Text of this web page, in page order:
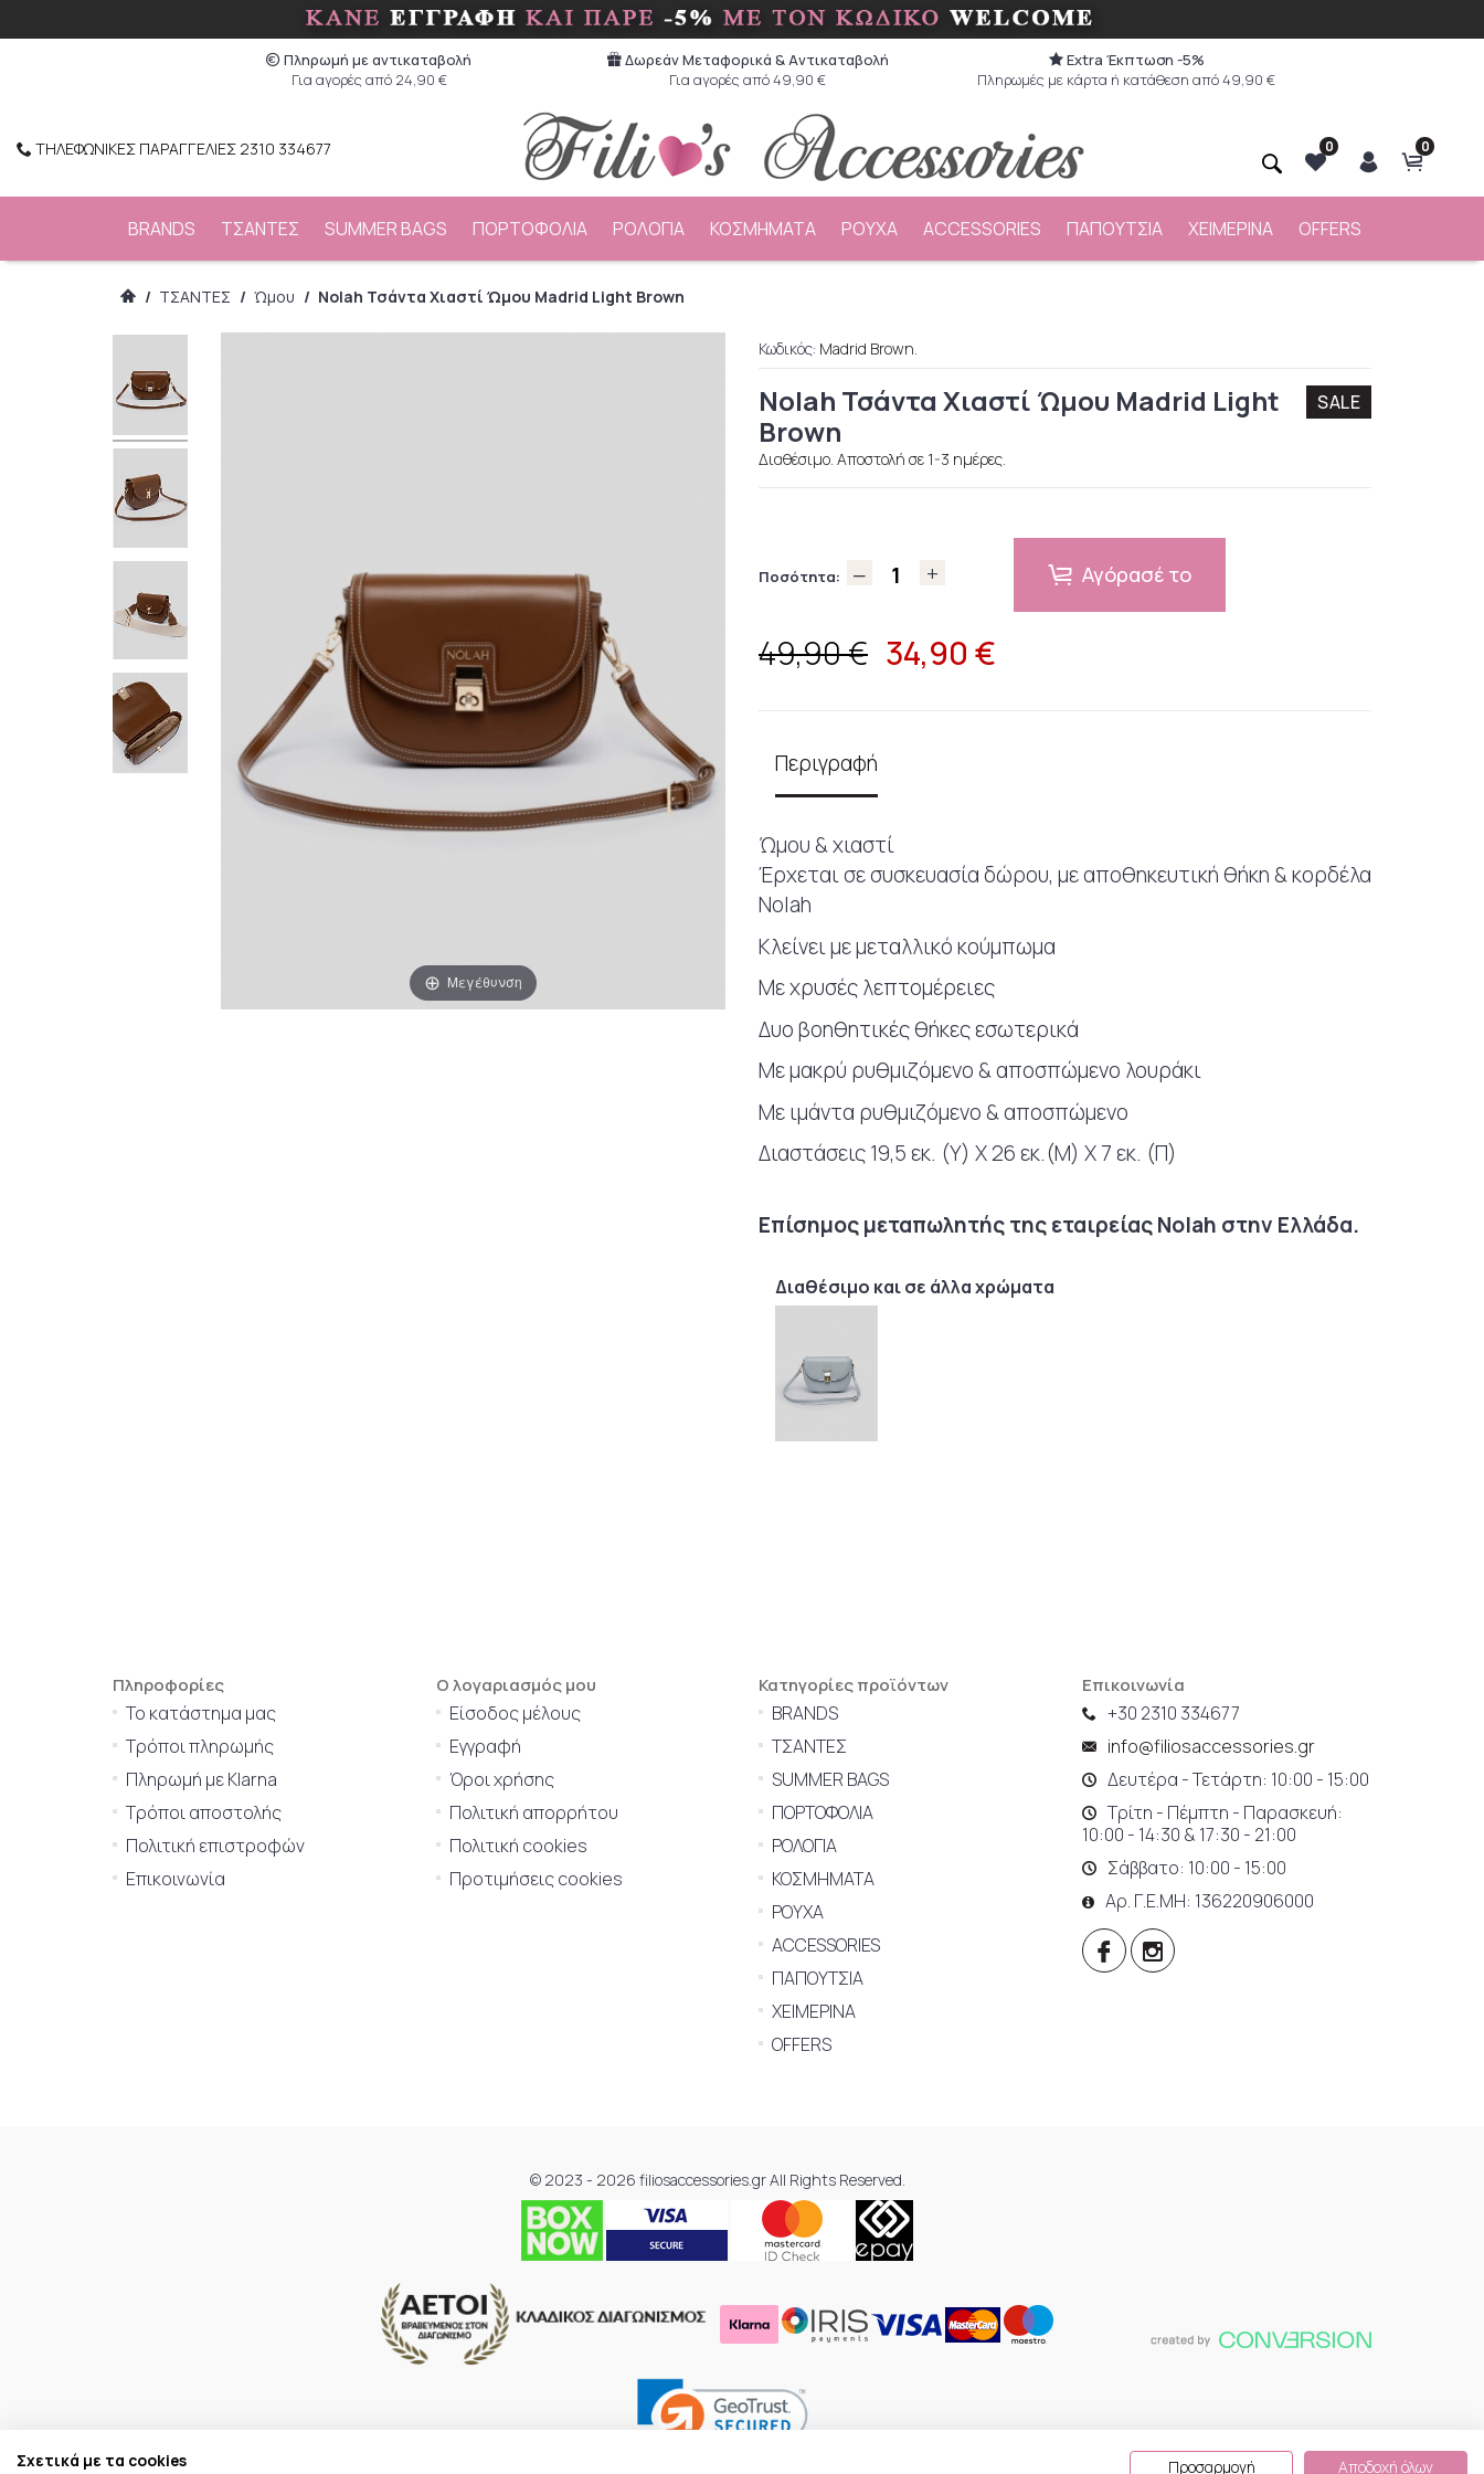
Πληρωμή με αντικαταβολή
Για αγορές από 24,90 €
Δωρεάν Μεταφορικά & Aντικαταβολή
Για αγορές από 49,90 €
Extra Έκπτωση -5%
Πληρωμές με κάρτα ή κατάθεση από 49,90 €
ΤΗΛΕΦΩΝΙΚΕΣ ΠΑΡΑΓΓΕΛΙΕΣ 2310 334677 0
0
BRANDS ΤΣΑΝΤΕΣ SUMMER BAGS ΠΟΡΤΟΦΟΛΙΑ ΡΟΛΟΓΙΑ ΚΟΣΜΗΜΑΤΑ ΡΟΥΧΑ ACCESSORIES ΠΑΠΟΥΤΣΙΑ ΧΕΙΜΕΡΙΝΑ OFFERS
/ ΤΣΑΝΤΕΣ / Ώμου / Nolah Τσάντα Χιαστί Ώμου Madrid Light Brown
Μεγέθυνση
Κωδικός: Madrid Brown.
Nolah Τσάντα Χιαστί Ώμου Madrid Light
Brown
SALE
Διαθέσιμο. Αποστολή σε 1-3 ημέρες.
Ποσότητα: Αγόρασέ το
49,90 € 34,90 €
Περιγραφή
Ώμου & χιαστί
Έρχεται σε συσκευασία δώρου, με αποθηκευτική θήκη & κορδέλα
Nolah
Κλείνει με μεταλλικό κούμπωμα
Με χρυσές λεπτομέρειες
Δυο βοηθητικές θήκες εσωτερικά
Με μακρύ ρυθμιζόμενο & αποσπώμενο λουράκι
Με ιμάντα ρυθμιζόμενο & αποσπώμενο
Διαστάσεις 19,5 εκ. (Υ) Χ 26 εκ.(Μ) Χ 7 εκ. (Π)
Επίσημος μεταπωλητής της εταιρείας Nolah στην Ελλάδα.
Διαθέσιμο και σε άλλα χρώματα
Πληροφορίες
Το κατάστημα μας
Τρόποι πληρωμής
Πληρωμή με Klarna
Τρόποι αποστολής
Πολιτική επιστροφών
Επικοινωνία
Ο λογαριασμός μου
Είσοδος μέλους
Εγγραφή
Όροι χρήσης
Πολιτική απορρήτου
Πολιτική cookies
Προτιμήσεις cookies
Κατηγορίες προϊόντων
BRANDS
ΤΣΑΝΤΕΣ
SUMMER BAGS
ΠΟΡΤΟΦΟΛΙΑ
ΡΟΛΟΓΙΑ
ΚΟΣΜΗΜΑΤΑ
ΡΟΥΧΑ
ACCESSORIES
ΠΑΠΟΥΤΣΙΑ
ΧΕΙΜΕΡΙΝΑ
OFFERS
Επικοινωνία
+30 2310 334677
info@filiosaccessories.gr
Δευτέρα - Τετάρτη: 10:00 - 15:00
Τρίτη - Πέμπτη - Παρασκευή:
10:00 - 14:30 & 17:30 - 21:00
Σάββατο: 10:00 - 15:00
Αρ. Γ.Ε.ΜΗ: 136220906000
© 2023 - 2026 filiosaccessories.gr All Rights Reserved.
Σχετικά με τα cookies Προσαρμογή Αποδοχή όλων